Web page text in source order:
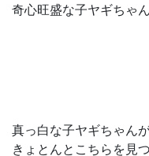
奇心旺盛な子ヤギちゃ
真っ白な子ヤギちゃん
きょとんとこちらを見